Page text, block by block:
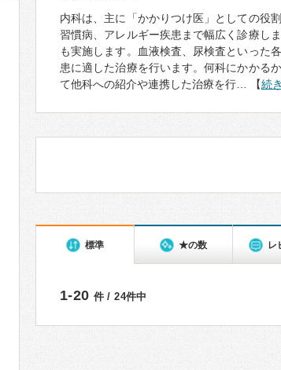
内科は、主に「かかりつけ医」としての役
習慣病、アレルギー疾患まで幅広く診療し
も実施します。血液検査、尿検査といった
患に適した治療を行います。何科にかかる
て他科への紹介や連携した治療を行… 【続
標準 ★の数 レ
1-20 件 / 24件中